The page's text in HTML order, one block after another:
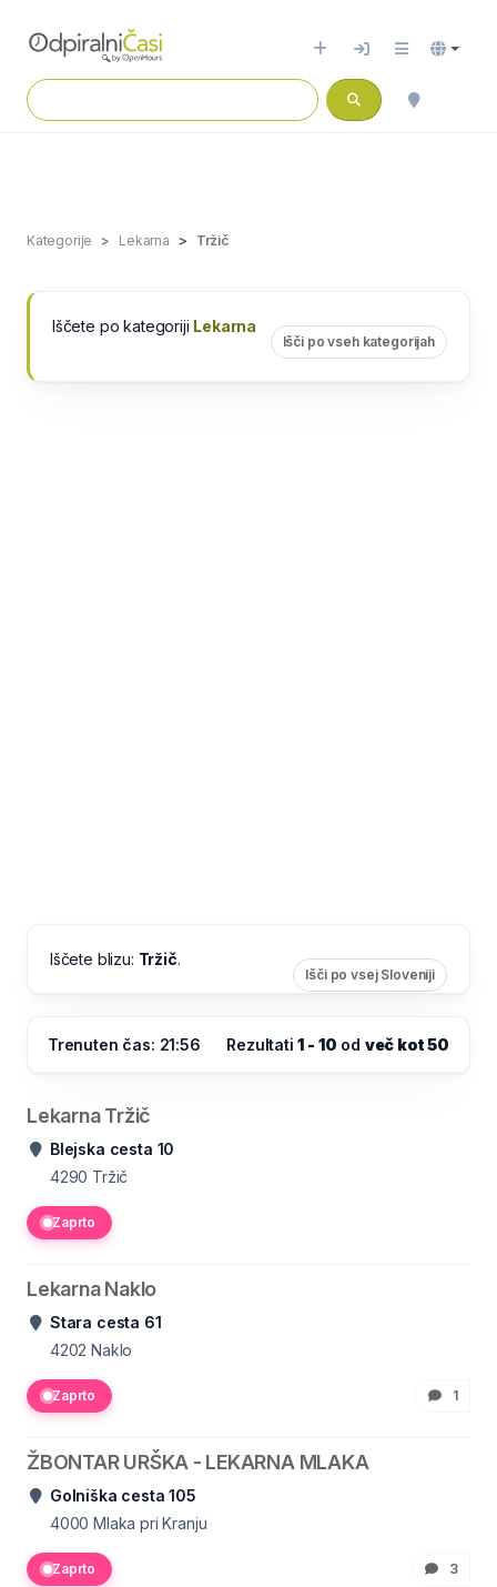
Kategorije Lekarna Tržič
Iščete po kategoriji Lekarna
Išči po vseh kategorijah
Iščete blizu: Tržič.
Išči po vsej Sloveniji
Trenuten čas: 21:56 Rezultati1 - 10 od več kot 50
Lekarna Tržič
Blejska cesta 10
4290 Tržič
Zaprto
Lekarna Naklo
Stara cesta 61
4202 Naklo
Zaprto 1
ŽBONTAR URŠKA - LEKARNA MLAKA
Golniška cesta 105
4000 Mlaka pri Kranju
Zaprto 3